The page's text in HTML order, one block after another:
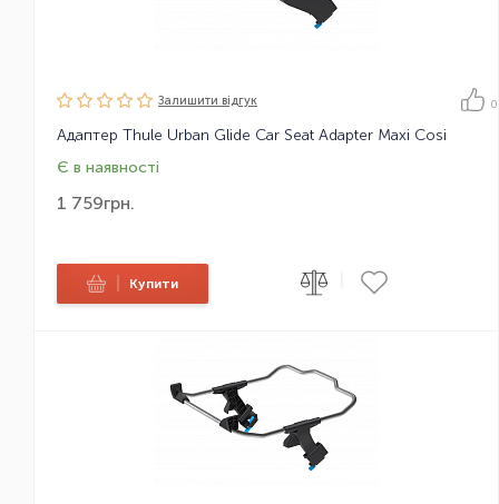
Залишити вiдгук 0
Адаптер Thule Urban Glide Car Seat Adapter Maxi Cosi
Є в наявності
1 759грн.
Купити